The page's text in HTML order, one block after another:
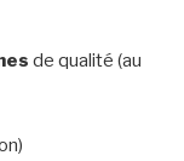
de qualité (au